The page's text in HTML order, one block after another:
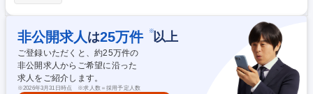
や採用・教育イベント運営、決算・固定資産管理、在庫、生産計画の作
成、など 【想定配属部署例】一般事務・営業事務 / 総務・人事 / 財務・経
理 / その他事務 / 社内情報システム / その他IT/ヘルプデスク / 品質管理・生
産管理/一般事務・営業事務 募集職種 【山梨】管理間接部門オープンポジ
ション(総合職）/障がい者採用
非公開求人 は25万件 ※以上
ご登録いただくと、約25万件の
非公開求人からご希望に沿った
求人をご紹介します。
※2026年3月31日時点 ※求人数＝採用予定人数